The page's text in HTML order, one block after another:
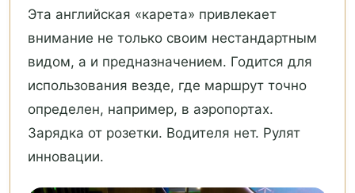
Эта английская «карета» привлекает
внимание не только своим нестандартным
видом, а и предназначением. Годится для
использования везде, где маршрут точно
определен, например, в аэропортах.
Зарядка от розетки. Водителя нет. Рулят
инновации.